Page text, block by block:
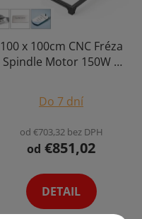
100 x 100cm CNC Fréza
Spindle Motor 150W +
Output Ploter
Gravírovací Stroj
hodnotenie
produktu
je
z
Do 7 dní
od €703,32 bez DPH
od €851,02
DETAIL